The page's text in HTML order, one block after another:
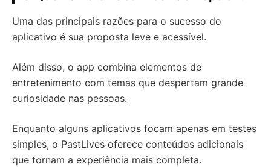
Uma das principais razões para o sucesso do
aplicativo é sua proposta leve e acessível.
Além disso, o app combina elementos de
entretenimento com temas que despertam grande
curiosidade nas pessoas.
Enquanto alguns aplicativos focam apenas em testes
simples, o PastLives oferece conteúdos adicionais
que tornam a experiência mais completa.